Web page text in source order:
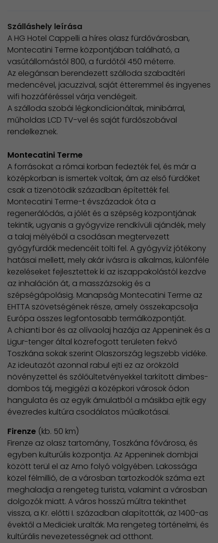
Szálláshely leírása
A HG Hotel Cappelli a híres olasz fürdővárosban,
Montecatini Terme központjában található, a
vasútállomástól 800, a fürdőtől 450 méterre.
Az elegánsan berendezett szálloda szabadtéri
medencével, jacuzzival, saját étteremmel és ingyenes
wifi hozzáféréssel várja vendégeit.
A szálloda szobái légkondícionáltak, minibárral,
műholdas LCD TV-vel és saját fürdőszobával
rendelkeznek.
Montecatini Terme
A forrásokat a római korban fedezték fel, és már a
középkorban is ismertek voltak, ám az első fürdőket
csak a tizenötödik században építették fel.
Montecatini Terme-t évszázadok óta a
regenerálódás, a jólét és a szépség központjának
tekintik, ugyanis a gyógyvize rendkívüli ajándék, mely
a talaj mélyéből a csodásan megtervezett
gyógyfürdők medencéit tölti fel. A gyógyvíz jótékony
hatásai mellett, mely akár ivásra is alkalmas, különféle
kezeléseket fejlesztettek ki az iszappakolástól kezdve
az inhaláción át, a masszázsokig és a
szépségápolásig. Manapság Montecatini Terme az
EHTTA szövetségének része, amely összekapcsolja
Európa összes legfontosabb termálközpontját.
A chianti bor és az olívaolaj hazája az Appeninek és a
Ligur-tenger által közrefogott területen fekvő
Toszkána sokak szerint Olaszország legszebb vidéke.
​Az ideutazót azonnal rabul ejti ez az örökzöld
növényzettel és szőlőültetvényekkel tarkított dimbes-
dombos táj, megigézi a középkori városok ódon
hangulata és az egyik ámulatból a másikba ejtik egy
évezredes kultúra csodálatos műalkotásai.
Firenze (kb. 50 km)
Firenze az olasz tartomány, Toszkána fővárosa, és
egyben kulturúlis központja. Az Appeninek dombjai
között terül el az Arno folyó völgyében. Lakossága
közel félmillió, de a városban tartozkodók száma ezt
meghaladja a rengeteg turista, valamint a városban
dolgozók miatt. A város hosszú múltra tekinthet
vissza, a Kr. előtti I. században alapították, az 1400-as
évektől a Mediciek uralták. Ma rengeteg történelmi, és
kultúrális nevezetességnek ad otthont.